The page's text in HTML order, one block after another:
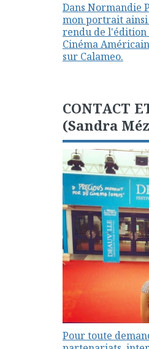
Dans Normandie
mon portrait
rendu de l'édition
Cinéma
sur Calameo.
CONTACT
(Sandra
Pour toute